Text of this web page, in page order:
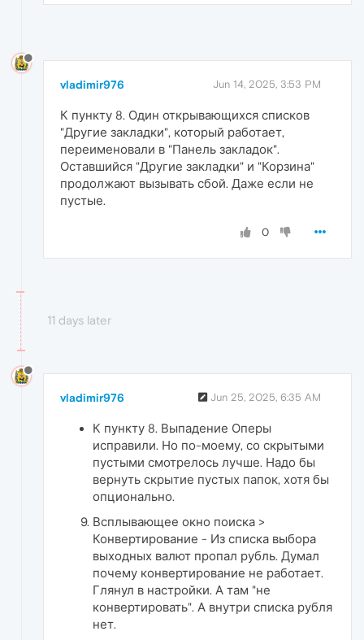
vladimir976 Jun 14, 2025, 3:53 PM
К пункту 8. Один открывающихся списков
"Другие закладки", который работает,
переименовали в "Панель закладок".
Оставшийся "Другие закладки" и "Корзина"
продолжают вызывать сбой. Даже если не
пустые.
0
11 days later
vladimir976 Jun 25, 2025, 6:35 AM
К пункту 8. Выпадение Оперы
исправили. Но по-моему, со скрытыми
пустыми смотрелось лучше. Надо бы
вернуть скрытие пустых папок, хотя бы
опционально.
Всплывающее окно поиска >
Конвертирование - Из списка выбора
выходных валют пропал рубль. Думал
почему конвертирование не работает.
Глянул в настройки. А там "не
конвертировать". А внутри списка рубля
нет.